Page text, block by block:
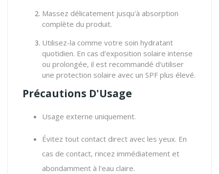
Massez délicatement jusqu'à absorption
complète du produit.
Utilisez-la comme votre soin hydratant
quotidien. En cas d'exposition solaire intense
ou prolongée, il est recommandé d'utiliser
une protection solaire avec un SPF plus élevé.
Précautions D'Usage
Usage externe uniquement.
Évitez tout contact direct avec les yeux. En
cas de contact, rincez immédiatement et
abondamment à l'eau claire.